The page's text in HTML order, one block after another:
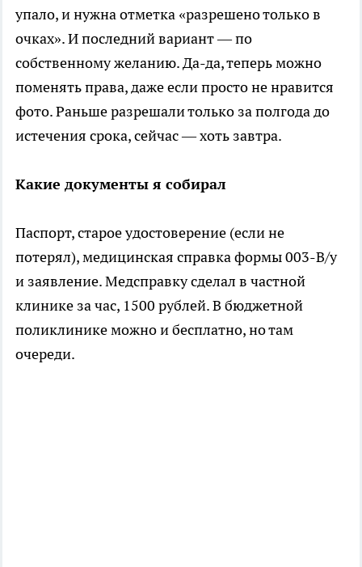
упало, и нужна отметка «разрешено только в
очках». И последний вариант — по
собственному желанию. Да-да, теперь можно
поменять права, даже если просто не нравится
фото. Раньше разрешали только за полгода до
истечения срока, сейчас — хоть завтра.
Какие документы я собирал
Паспорт, старое удостоверение (если не
потерял), медицинская справка формы 003-В/у
и заявление. Медсправку сделал в частной
клинике за час, 1500 рублей. В бюджетной
поликлинике можно и бесплатно, но там
очереди.